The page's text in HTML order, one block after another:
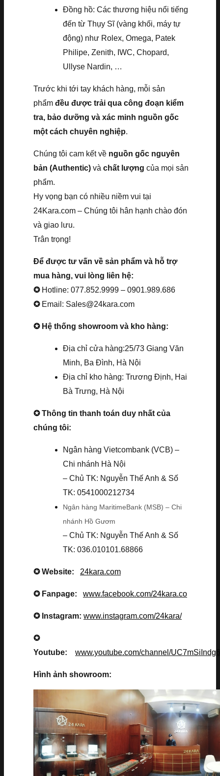
Đồng hồ: Các thương hiệu nổi tiếng
đến từ Thụy Sĩ (vàng khối, máy tự
động) như Rolex, Omega, Patek
Philipe, Zenith, IWC, Chopard,
Ullyse Nardin, …
Trước khi tới tay khách hàng, mỗi sản
phẩm đều được trải qua công đoạn kiểm
tra, bảo dưỡng và xác minh nguồn gốc
một cách chuyên nghiệp.
Chúng tôi cam kết về nguồn gốc nguyên
bản (Authentic) và chất lượng của mọi sản
phẩm.
Hy vọng bạn có nhiều niềm vui tại
24Kara.com – Chúng tôi hân hạnh chào đón
và giao lưu.
Trân trọng!
Để được tư vấn về sản phẩm và hỗ trợ
mua hàng, vui lòng liên hệ:
✪ Hotline: 077.852.9999 – 0901.989.686
✪ Email: Sales@24kara.com
✪ Hệ thống showroom và kho hàng:
Địa chỉ cửa hàng:25/73 Giang Văn
Minh, Ba Đình, Hà Nội
Địa chỉ kho hàng: Trương Định, Hai
Bà Trưng, Hà Nội
✪ Thông tin thanh toán duy nhất của
chúng tôi:
Ngân hàng Vietcombank (VCB) –
Chi nhánh Hà Nội
– Chủ TK: Nguyễn Thế Anh & Số
TK: 0541000212734
Ngân hàng MaritimeBank (MSB) – Chi
nhánh Hồ Gươm
– Chủ TK: Nguyễn Thế Anh & Số
TK: 036.010101.68866
✪ Website: 24kara.com
✪ Fanpage: www.facebook.com/24kara.co
✪ Instagram: www.instagram.com/24kara/
✪
Youtube: www.youtube.com/channel/
Hình ảnh showroom: